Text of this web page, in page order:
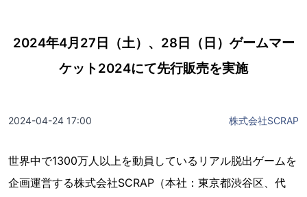
2024年4月27日（土）、28日（日）ゲームマー
ケット2024にて先行販売を実施
2024-04-24 17:00 株式会社SCRAP
世界中で1300万人以上を動員しているリアル脱出ゲームを
企画運営する株式会社SCRAP（本社：東京都渋谷区、代